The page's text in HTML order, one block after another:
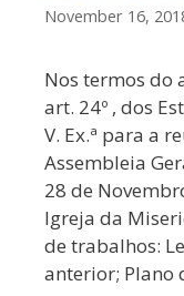
November 16,
Nos termos do
art. 24º , dos
V. Ex.ª para a
Assembleia
28 de
Igreja da
de trabalhos:
anterior; Plano